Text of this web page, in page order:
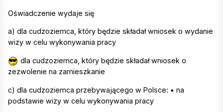
Oświadczenie wydaje się
a) dla cudzoziemca, który będzie składał wniosek o wydanie
wizy w celu wykonywania pracy
dla cudzoziemca, który będzie składał wniosek o
zezwolenie na zamieszkanie
c) dla cudzoziemca przebywającego w Polsce: ▪ na
podstawie wizy w celu wykonywania pracy